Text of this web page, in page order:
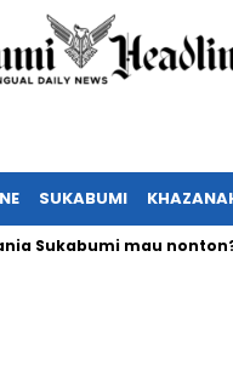
SUKABUMI
mau nonton?